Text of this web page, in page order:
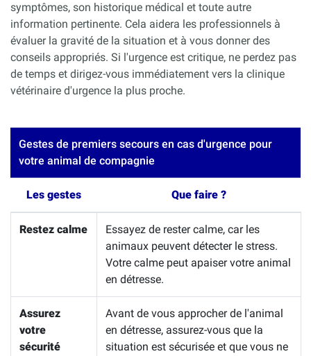
symptômes, son historique médical et toute autre
information pertinente. Cela aidera les professionnels à
évaluer la gravité de la situation et à vous donner des
conseils appropriés. Si l'urgence est critique, ne perdez pas
de temps et dirigez-vous immédiatement vers la clinique
vétérinaire d'urgence la plus proche.
Gestes de premiers secours en cas d'urgence pour
votre animal de compagnie
Les gestes Que faire ?
Restez calme
Essayez de rester calme, car les
animaux peuvent détecter le stress.
Votre calme peut apaiser votre animal
en détresse.
Assurez
votre
sécurité
Avant de vous approcher de l'animal
en détresse, assurez-vous que la
situation est sécurisée et que vous ne